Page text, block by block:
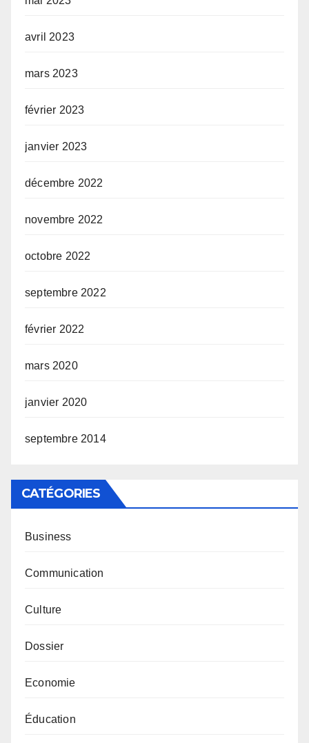
avril 2023
mars 2023
février 2023
janvier 2023
décembre 2022
novembre 2022
octobre 2022
septembre 2022
février 2022
mars 2020
janvier 2020
septembre 2014
CATÉGORIES
Business
Communication
Culture
Dossier
Economie
Éducation